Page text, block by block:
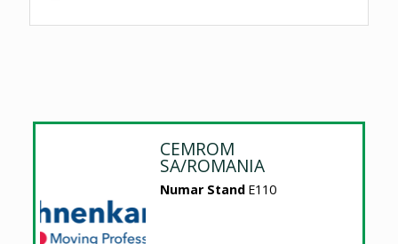
CEMROM
SA/ROMANIA
Numar Stand E110